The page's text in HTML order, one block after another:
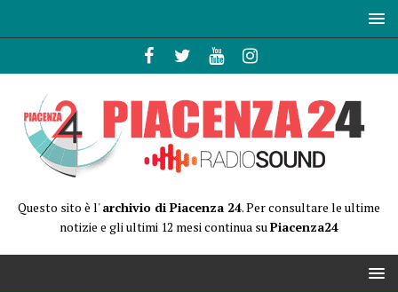
Questo sito è l'archivio di Piacenza 24. Per consultare le ultime
notizie e gli ultimi 12 mesi continua suPiacenza24